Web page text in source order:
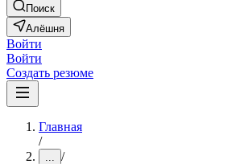
Поиск
Алёшня
Войти
Войти
Создать резюме
Главная
/
... /